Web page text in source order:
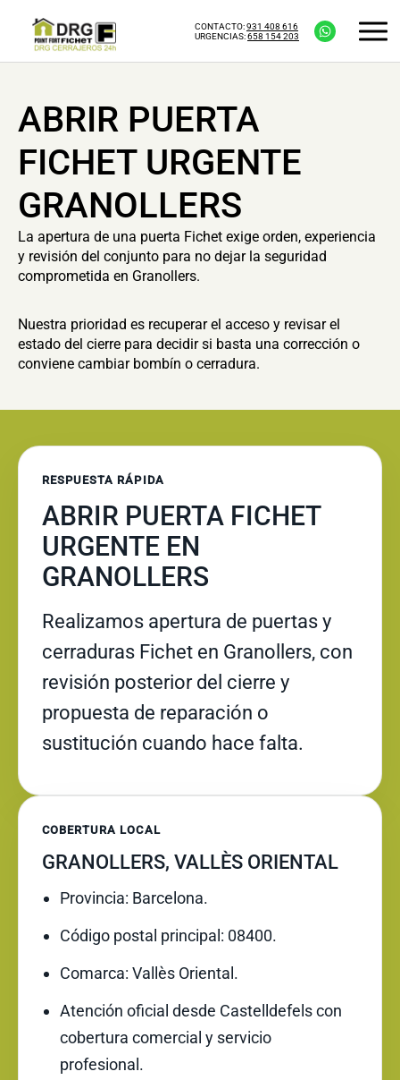
CONTACTO:931 408 616
URGENCIAS:658 154 203
ABRIR PUERTA
FICHET URGENTE
GRANOLLERS
La apertura de una puerta Fichet exige orden, experiencia
y revisión del conjunto para no dejar la seguridad
comprometida en Granollers.
Nuestra prioridad es recuperar el acceso y revisar el
estado del cierre para decidir si basta una corrección o
conviene cambiar bombín o cerradura.
RESPUESTA RÁPIDA
ABRIR PUERTA FICHET
URGENTE EN
GRANOLLERS
Realizamos apertura de puertas y
cerraduras Fichet en Granollers, con
revisión posterior del cierre y
propuesta de reparación o
sustitución cuando hace falta.
COBERTURA LOCAL
GRANOLLERS, VALLÈS ORIENTAL
Provincia: Barcelona.
Código postal principal: 08400.
Comarca: Vallès Oriental.
Atención oficial desde Castelldefels con
cobertura comercial y servicio
profesional.